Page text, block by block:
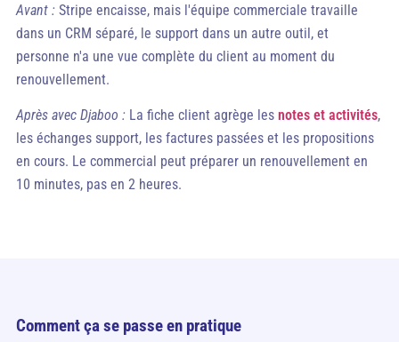
Avant : Stripe encaisse, mais l'équipe commerciale travaille
dans un CRM séparé, le support dans un autre outil, et
personne n'a une vue complète du client au moment du
renouvellement.
Après avec Djaboo : La fiche client agrège les notes et activités,
les échanges support, les factures passées et les propositions
en cours. Le commercial peut préparer un renouvellement en
10 minutes, pas en 2 heures.
Comment ça se passe en pratique